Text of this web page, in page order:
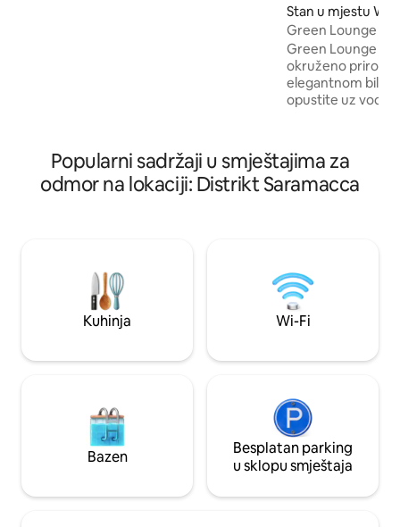
Stan u mjestu
Green Lounge
Green Lounge je
okruženo
elegantnom
opustite uz vodu
ispunjen
vikendom,
mirna jutra pored
Popularni sadržaji u smještajima za
odmor na lokaciji: Distrikt Saramacca
Kuhinja Wi-Fi
Bazen
Besplatan parking
u sklopu smještaja